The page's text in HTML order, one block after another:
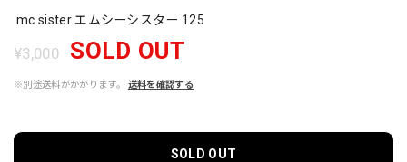
mc sister エムシーシスター 125
¥3,000 SOLD OUT
※別途送料がかかります。 送料を確認する
SOLD OUT